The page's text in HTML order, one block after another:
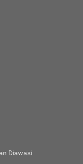
Diawasi